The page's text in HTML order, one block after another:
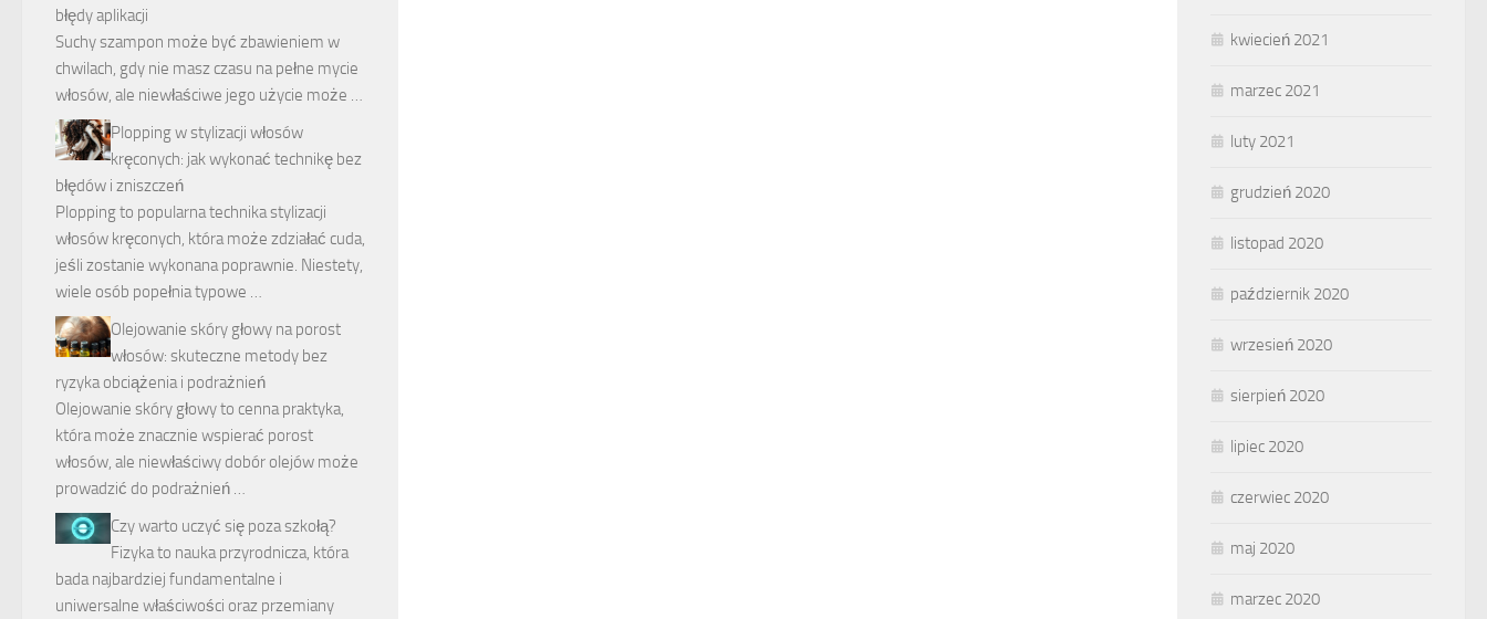
błędy aplikacji
Suchy szampon może być zbawieniem w
chwilach, gdy nie masz czasu na pełne mycie
włosów, ale niewłaściwe jego użycie może …
Plopping w stylizacji włosów
kręconych: jak wykonać technikę bez
błędów i zniszczeń
Plopping to popularna technika stylizacji
włosów kręconych, która może zdziałać cuda,
jeśli zostanie wykonana poprawnie. Niestety,
wiele osób popełnia typowe …
Olejowanie skóry głowy na porost
włosów: skuteczne metody bez
ryzyka obciążenia i podrażnień
Olejowanie skóry głowy to cenna praktyka,
która może znacznie wspierać porost
włosów, ale niewłaściwy dobór olejów może
prowadzić do podrażnień …
Czy warto uczyć się poza szkołą?
Fizyka to nauka przyrodnicza, która
bada najbardziej fundamentalne i
uniwersalne właściwości oraz przemiany
kwiecień 2021
marzec 2021
luty 2021
grudzień 2020
listopad 2020
październik 2020
wrzesień 2020
sierpień 2020
lipiec 2020
czerwiec 2020
maj 2020
marzec 2020